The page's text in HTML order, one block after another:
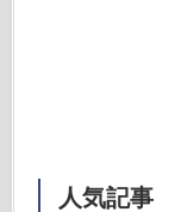
人気記事